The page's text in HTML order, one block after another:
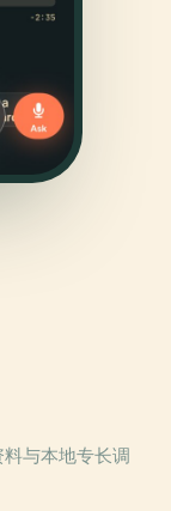
与本地专长调